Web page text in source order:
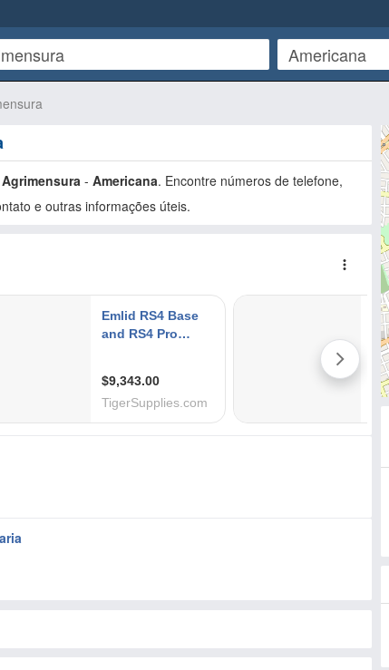
- Americana. Encontre números de telefone,
e outras informações úteis.